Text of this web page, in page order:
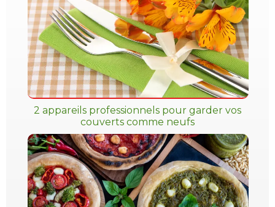
2 appareils professionnels pour garder vos
couverts comme neufs